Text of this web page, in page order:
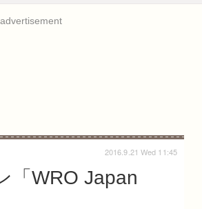
advertisement
「WRO Japan
2016.9.21 Wed 11:45